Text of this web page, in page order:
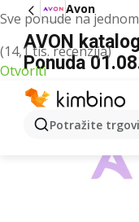
Sve ponude na
(14,1 tis. recenzija)
Otvoriti
Potražite
Avon
AVON
Ponuda